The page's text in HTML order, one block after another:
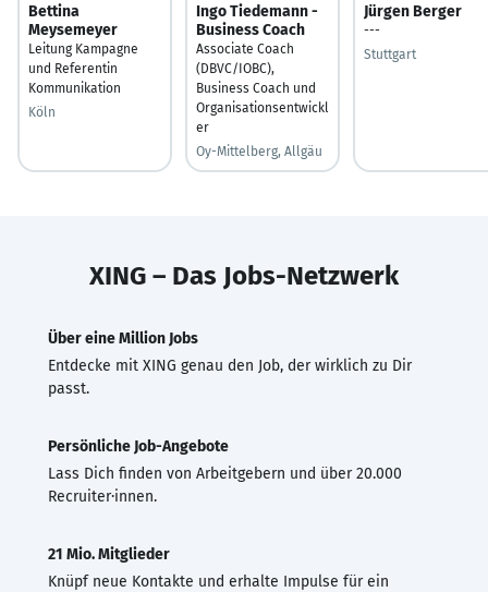
Bettina
Meysemeyer
Leitung Kampagne
und Referentin
Kommunikation
Köln
Ingo Tiedemann -
Business Coach
Associate Coach
(DBVC/IOBC),
Business Coach und
Organisationsentwickl
er
Oy-Mittelberg, Allgäu
Jürgen Berger
---
Stuttgart
XING – Das Jobs-Netzwerk
Über eine Million Jobs
Entdecke mit XING genau den Job, der wirklich zu Dir
passt.
Persönliche Job-Angebote
Lass Dich finden von Arbeitgebern und über 20.000
Recruiter·innen.
21 Mio. Mitglieder
Knüpf neue Kontakte und erhalte Impulse für ein